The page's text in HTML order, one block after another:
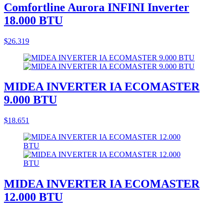
Comfortline Aurora INFINI Inverter
18.000 BTU
$26.319
MIDEA INVERTER IA ECOMASTER
9.000 BTU
$18.651
MIDEA INVERTER IA ECOMASTER
12.000 BTU